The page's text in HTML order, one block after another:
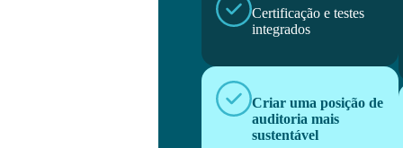
Certificação e testes
integrados
Criar uma posição de
auditoria mais
sustentável